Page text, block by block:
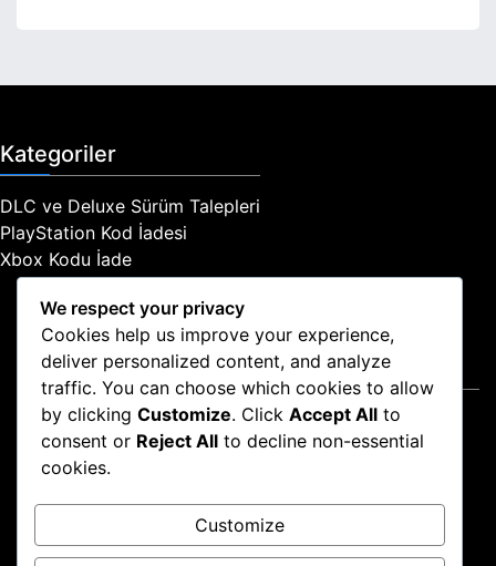
Kategoriler
DLC ve Deluxe Sürüm Talepleri
PlayStation Kod İadesi
Xbox Kodu İade
Yasal Bilgiler
Gizlilik Politikası
İletişime Geçin
Şartlar ve Koşullar
Hikayemiz
We respect your privacy
Cookies help us improve your experience,
deliver personalized content, and analyze
traffic. You can choose which cookies to allow
by clicking Customize. Click Accept All to
consent or Reject All to decline non-essential
cookies.
Customize